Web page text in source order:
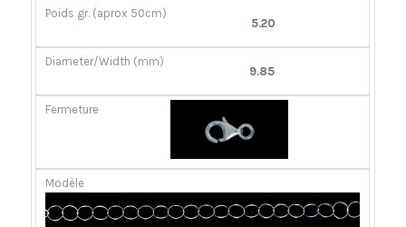
5.20
9.85